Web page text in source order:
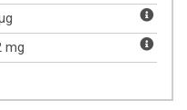
és a foszfor normál
csontozat, fogazat
fenntartásához. Hozzájárul az
mg